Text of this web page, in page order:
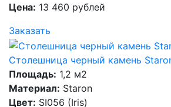
Цена: 13 460 рублей
Заказать
Столешница черный камень
Площадь: 1,2 м2
Материал: Staron
Цвет: SI056 (Iris)